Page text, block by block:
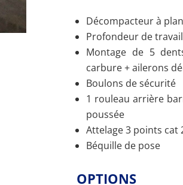
Décompacteur à
Profondeur de
Montage de 5
carbure + ailerons
Boulons de sécurité
1 rouleau arrière
poussée
Attelage 3 points cat
Béquille de pose
OPTIONS